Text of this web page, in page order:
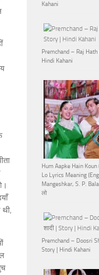
Kahani
Premchand – Raj Hath
Hindi Kahani
Hum Aapke Hain
Lo Lyrics Meaning
Mangeshkar, S. P.
लो
Premchand – Doosri
Story | Hindi Kahani